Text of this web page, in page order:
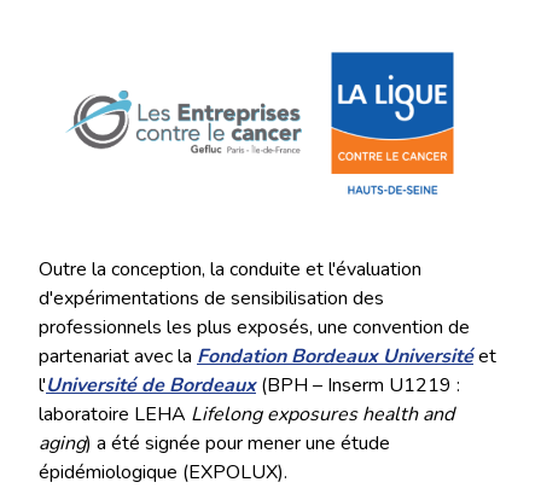
Outre la conception, la conduite et l'évaluation
d'expérimentations de sensibilisation des
professionnels les plus exposés, une convention de
partenariat avec la Fondation Bordeaux Universitéet
l'Université de Bordeaux(BPH – Inserm U1219 :
laboratoire LEHA Lifelong exposures health and
aging) a été signée pour mener une étude
épidémiologique (EXPOLUX).